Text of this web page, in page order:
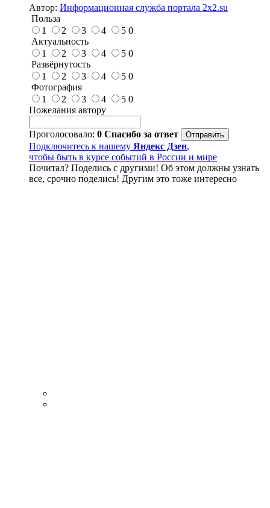
Автор: Информационная служба портала 2x2.su
Польза
1
2 3 4 5 0
Актуальность
1
2 3 4 5 0
Развёрнутость
1
2 3 4 5 0
Фотография
1
2 3 4 5 0
Пожелания автору
Проголосовало: 0 Спасибо за ответ
Подключитесь к нашему Яндекс Дзен,
чтобы быть в курсе событий в России и мире
Почитал? Поделись с другими! Об этом должны узнать
все, срочно поделись! Другим это тоже интересно